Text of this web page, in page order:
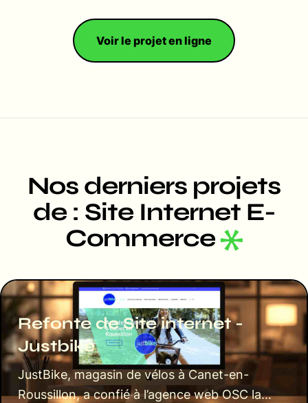
Voir le projet en ligne
Nos derniers projets
de : Site Internet E-
Commerce
Refonte de Site internet -
Justbike
JustBike, magasin de vélos à Canet-en-
Roussillon, a confié à l’agence web OSC la